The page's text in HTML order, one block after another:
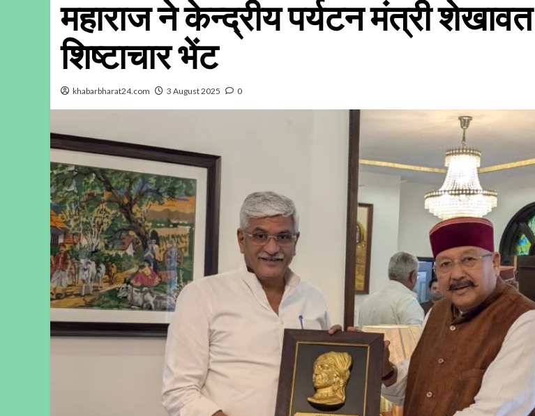
महाराज ने केन्द्रीय पर्यटन मंत्री
शिष्टाचार भेंट
khabarbharat24.com 3 August 2025 0